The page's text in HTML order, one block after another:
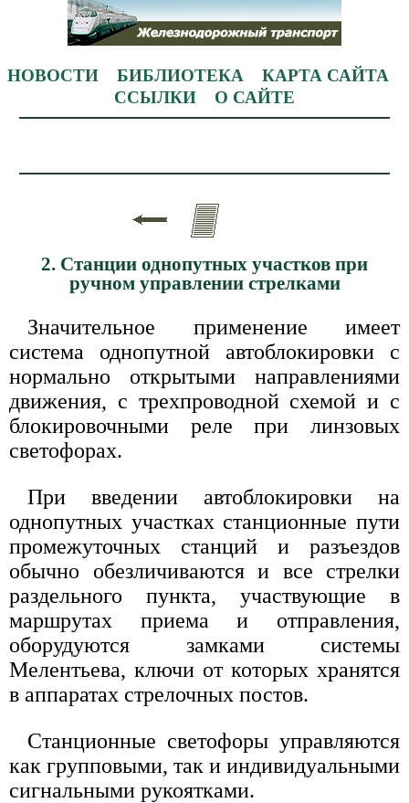
НОВОСТИ БИБЛИОТЕКА
КАРТА САЙТА
ССЫЛКИ
О САЙТЕ
2. Станции однопутных участков при
ручном управлении стрелками
Значительное применение имеет
система однопутной автоблокировки с
нормально открытыми направлениями
движения, с трехпроводной схемой и с
блокировочными реле при линзовых
светофорах.
При введении автоблокировки на
однопутных участках станционные пути
промежуточных станций и разъездов
обычно обезличиваются и все стрелки
раздельного пункта, участвующие в
маршрутах приема и отправления,
оборудуются замками системы
Мелентьева, ключи от которых хранятся
в аппаратах стрелочных постов.
Станционные светофоры управляются
как групповыми, так и индивидуальными
сигнальными рукоятками.